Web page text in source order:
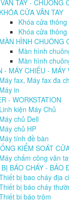
TAY - CHUÔNG
KHÓA CỬA VÂN TAY
Khóa cửa
Khóa cửa
MÀN HÌNH CHUÔNG
Màn hình
Màn hình
- MÁY CHIẾU - MÁY
Máy fax, Máy fax đa
Máy in
- WORKSTATION
Linh kiện Máy Chủ
Máy chủ Dell
Máy chủ HP
Máy tính đề bàn
KIỂM SOÁT
Máy chấm công vân
BÁO CHÁY - BÁO
bị bao cháy địa
bị báo cháy
bị báo trộm